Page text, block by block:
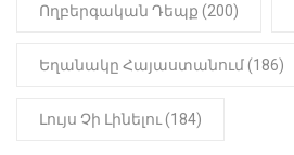
Ողբերգական Դեպք (200)
Եղանակը Հայաստանում (186)
Լույս Չի Լինելու (184)